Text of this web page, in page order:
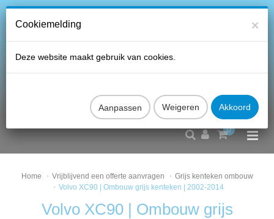
0
Home Vrijblijvend een offerte aanvragen
Grijs kenteken ombouw
Volvo XC90 | Ombouw grijs kenteken | 2002-2014
Volvo XC90 | Ombouw grijs
×
Cookiemelding
Deze website maakt gebruik van cookies.
Aanpassen